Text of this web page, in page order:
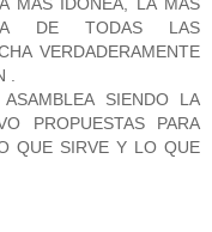
DE TODAS LAS
VERDADERAMENTE
SIENDO LA
PROPUESTAS PARA
QUE SIRVE Y LO QUE